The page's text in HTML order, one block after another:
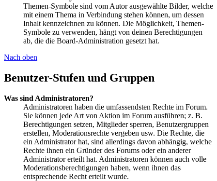
Themen-Symbole sind vom Autor ausgewählte Bilder, welche
mit einem Thema in Verbindung stehen können, um dessen
Inhalt kennzeichnen zu können. Die Möglichkeit, Themen-
Symbole zu verwenden, hängt von deinen Berechtigungen
ab, die die Board-Administration gesetzt hat.
Nach oben
Benutzer-Stufen und Gruppen
Was sind Administratoren?
Administratoren haben die umfassendsten Rechte im Forum.
Sie können jede Art von Aktion im Forum ausführen; z. B.
Berechtigungen setzen, Mitglieder sperren, Benutzergruppen
erstellen, Moderationsrechte vergeben usw. Die Rechte, die
ein Administrator hat, sind allerdings davon abhängig, welche
Rechte ihnen ein Gründer des Forums oder ein anderer
Administrator erteilt hat. Administratoren können auch volle
Moderationsberechtigungen haben, wenn ihnen das
entsprechende Recht erteilt wurde.